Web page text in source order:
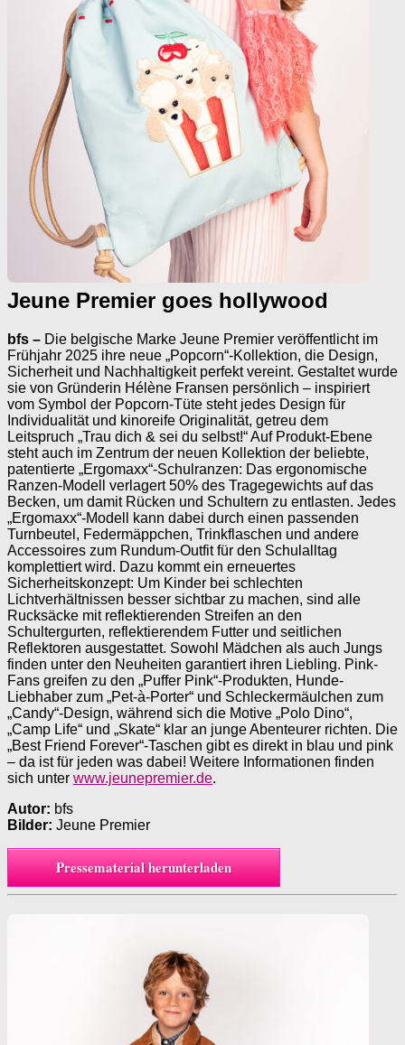
Jeune Premier goes hollywood
bfs – Die belgische Marke Jeune Premier veröffentlicht im
Frühjahr 2025 ihre neue „Popcorn“-Kollektion, die Design,
Sicherheit und Nachhaltigkeit perfekt vereint. Gestaltet wurde
sie von Gründerin Hélène Fransen persönlich – inspiriert
vom Symbol der Popcorn-Tüte steht jedes Design für
Individualität und kinoreife Originalität, getreu dem
Leitspruch „Trau dich & sei du selbst!“ Auf Produkt-Ebene
steht auch im Zentrum der neuen Kollektion der beliebte,
patentierte „Ergomaxx“-Schulranzen: Das ergonomische
Ranzen-Modell verlagert 50% des Tragegewichts auf das
Becken, um damit Rücken und Schultern zu entlasten. Jedes
„Ergomaxx“-Modell kann dabei durch einen passenden
Turnbeutel, Federmäppchen, Trinkflaschen und andere
Accessoires zum Rundum-Outfit für den Schulalltag
komplettiert wird. Dazu kommt ein erneuertes
Sicherheitskonzept: Um Kinder bei schlechten
Lichtverhältnissen besser sichtbar zu machen, sind alle
Rucksäcke mit reflektierenden Streifen an den
Schultergurten, reflektierendem Futter und seitlichen
Reflektoren ausgestattet. Sowohl Mädchen als auch Jungs
finden unter den Neuheiten garantiert ihren Liebling. Pink-
Fans greifen zu den „Puffer Pink“-Produkten, Hunde-
Liebhaber zum „Pet-à-Porter“ und Schleckermäulchen zum
„Candy“-Design, während sich die Motive „Polo Dino“,
„Camp Life“ und „Skate“ klar an junge Abenteurer richten. Die
„Best Friend Forever“-Taschen gibt es direkt in blau und pink
– da ist für jeden was dabei! Weitere Informationen finden
sich unter www.jeunepremier.de.
Autor: bfs
Bilder: Jeune Premier
Pressematerial herunterladen